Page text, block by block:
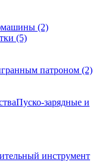
(2)
(5)
патроном (2)
Пуско-зарядные и
инструмент